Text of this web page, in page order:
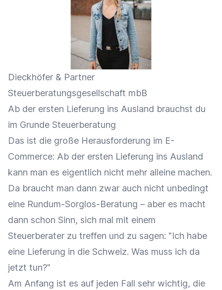
Dieckhöfer & Partner
Steuerberatungsgesellschaft mbB
Ab der ersten Lieferung ins Ausland brauchst du
im Grunde Steuerberatung
Das ist die große Herausforderung im E-
Commerce: Ab der ersten Lieferung ins Ausland
kann man es eigentlich nicht mehr alleine machen.
Da braucht man dann zwar auch nicht unbedingt
eine Rundum-Sorglos-Beratung – aber es macht
dann schon Sinn, sich mal mit einem
Steuerberater zu treffen und zu sagen: "Ich habe
eine Lieferung in die Schweiz. Was muss ich da
jetzt tun?"
Am Anfang ist es auf jeden Fall sehr wichtig, die